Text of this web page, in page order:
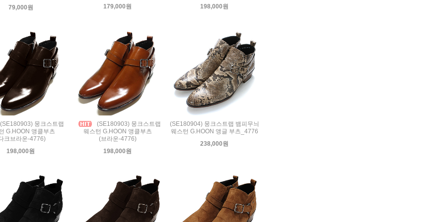
79,000원 179,000원 198,000원
뭉크스트랩
G.HOON 앵클부츠
크브라운-4776)
198,000원
(SE180903) 뭉크스트랩
웨스턴 G.HOON 앵클부츠
(브라운-4776)
198,000원
(SE180904) 뭉크스트랩 뱀피무늬
웨스턴 G.HOON 앵글 부츠_4776
238,000원